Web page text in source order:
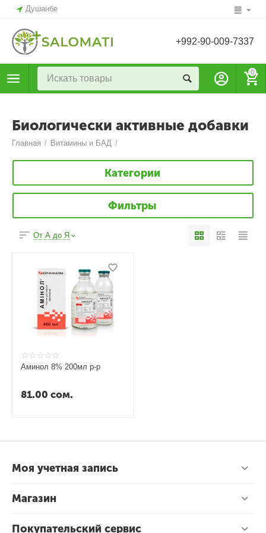
Душанбе
+992-90-009-7337
0
Биологически активные добавки
Главная / Витамины и БАД /
Категории
Фильтры
От А до Я
Аминол 8% 200мл р-р
81.00 сом.
Моя учетная запись
Магазин
Покупательский сервис